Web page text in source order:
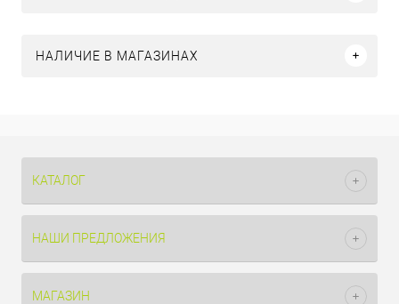
НАЛИЧИЕ В МАГАЗИНАХ
КАТАЛОГ
НАШИ ПРЕДЛОЖЕНИЯ
МАГАЗИН